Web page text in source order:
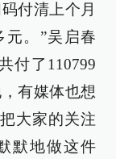
付清上个月
元。”吴启春
付了110799
有媒体也想
大家的关注
默地做这件